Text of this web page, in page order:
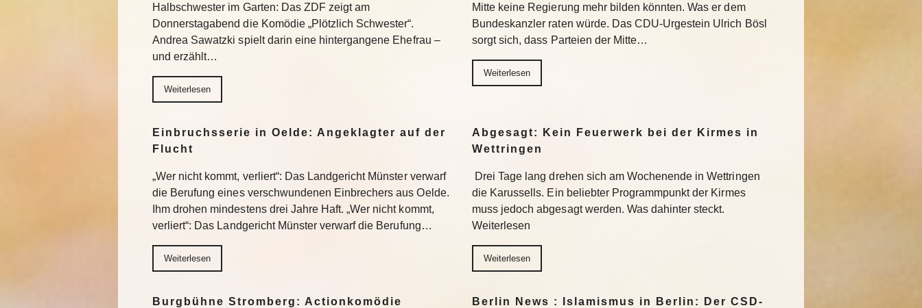
Halbschwester im Garten: Das ZDF zeigt am
Donnerstagabend die Komödie „Plötzlich Schwester“.
Andrea Sawatzki spielt darin eine hintergangene Ehefrau –
und erzählt…
Weiterlesen
Mitte keine Regierung mehr bilden könnten. Was er dem
Bundeskanzler raten würde. Das CDU-Urgestein Ulrich Bösl
sorgt sich, dass Parteien der Mitte…
Weiterlesen
Einbruchsserie in Oelde: Angeklagter auf der
Flucht
„Wer nicht kommt, verliert“: Das Landgericht Münster verwarf
die Berufung eines verschwundenen Einbrechers aus Oelde.
Ihm drohen mindestens drei Jahre Haft. „Wer nicht kommt,
verliert“: Das Landgericht Münster verwarf die Berufung…
Weiterlesen
Abgesagt: Kein Feuerwerk bei der Kirmes in
Wettringen
Drei Tage lang drehen sich am Wochenende in Wettringen
die Karussells. Ein beliebter Programmpunkt der Kirmes
muss jedoch abgesagt werden. Was dahinter steckt.
Weiterlesen
Weiterlesen
Burgbühne Stromberg: Actionkomödie
Berlin News : Islamismus in Berlin: Der CSD-